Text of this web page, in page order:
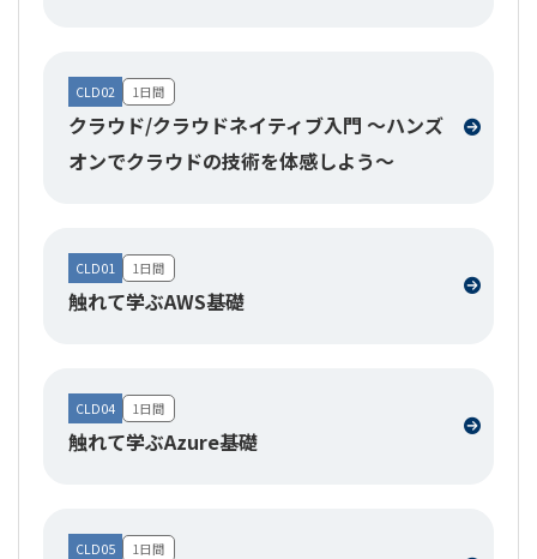
CLD02
クラウド/クラウドネイティブ入門 ～ハンズ
オンでクラウドの技術を体感しよう～
1日間
CLD01
触れて学ぶAWS基礎
1日間
CLD04
触れて学ぶAzure基礎
1日間
CLD05 1日間